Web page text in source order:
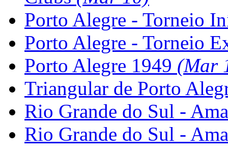
Porto Alegre - Torneio
Porto Alegre - Torneio
Porto Alegre 1949 (Mar
Triangular de Porto
Rio Grande do Sul -
Rio Grande do Sul -